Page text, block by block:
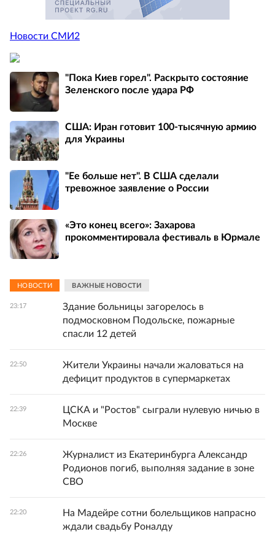
Новости СМИ2
"Пока Киев горел". Раскрыто состояние
Зеленского после удара РФ
США: Иран готовит 100-тысячную армию
для Украины
"Ее больше нет". В США сделали
тревожное заявление о России
«Это конец всего»: Захарова
прокомментировала фестиваль в Юрмале
НОВОСТИ ВАЖНЫЕ НОВОСТИ
23:17
Здание больницы загорелось в
подмосковном Подольске, пожарные
спасли 12 детей
22:50
Жители Украины начали жаловаться на
дефицит продуктов в супермаркетах
22:39
ЦСКА и "Ростов" сыграли нулевую ничью в
Москве
22:26
Журналист из Екатеринбурга Александр
Родионов погиб, выполняя задание в зоне
СВО
22:20
На Мадейре сотни болельщиков напрасно
ждали свадьбу Роналду